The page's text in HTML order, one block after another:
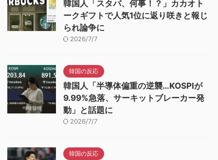
韓国人「スタバ、何事！？」カカオト
ークギフトで人気1位に返り咲きと報じ
られ論争に
2026/7/7
韓国の反応
韓国人「半導体偏重の逆襲…KOSPIが
9.99%急落、サーキットブレーカー発
動」と話題に
2026/7/7
韓国の反応